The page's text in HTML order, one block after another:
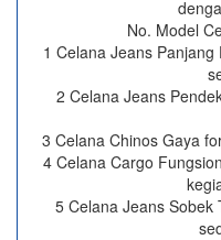
No. Model
1 Celana Jeans
2 Celana Jeans
3 Celana Chinos Gaya
4 Celana Cargo
5 Celana Jeans Sobek